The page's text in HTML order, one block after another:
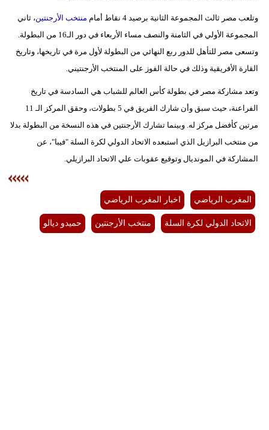
أبراج
فيديو
وتلعب مصر ثالث المجموعة الثانية برصيد 4 نقاط أمام منتخب الأرجنتين، ثاني
المجموعة الأولي في الثامنة والنصف مساء الأربعاء في دور الـ16 من البطولة.
وتسعى مصر للتأهل للدور ربع النهائي من البطولة لأول مرة في تاريخها، وتاريخ
القارة الأفريقية وذلك في حالة الفوز على المنتخب الأرجنتيني.
وتعد مشاركة مصر في بطولة كأس العالم للشباب هي السادسة في تاريخ
الفراعنة، حيث سبق وأن شارك الفريق في 5 بطولات، وحقق المركز الـ 11
مرتين كأفضل مركز له. وبينما تشارك الأرجنتين في هذه النسخة من البطولة بدلا
من منتخب البرازيل الذي استبعده الاتحاد الدولي لكرة السلة "فيبا"، عن
المشاركة في المونديال وتوقيع عقوبات علي الاتحاد البرازيلي.
المغرب الرياضي اخبار المغرب الرياضي
الاتحاد الدولي لكرة السلة منتخب الأرجنتين حميدو ديالو